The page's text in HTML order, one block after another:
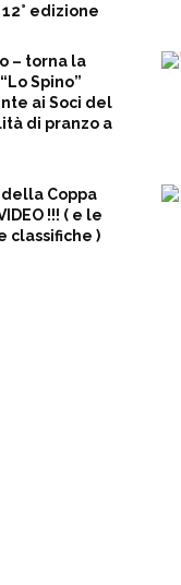
edizione
– torna la
Spino”
ai Soci del
di pranzo a
della Coppa
!!! ( e le
classifiche )